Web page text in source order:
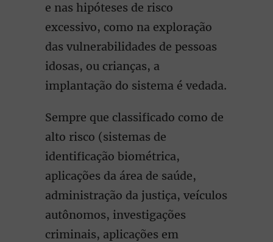
e nas hipóteses de risco
excessivo, como na exploração
das vulnerabilidades de pessoas
idosas, ou crianças, a
implantação do sistema é vedada.
Sempre que classificado como de
alto risco (sistemas de
identificação biométrica,
aplicações da área de saúde,
administração da justiça, veículos
autônomos, investigações
criminais, aplicações em